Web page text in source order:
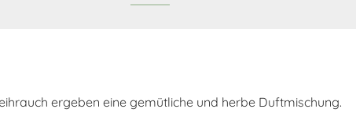
ergeben eine gemütliche und herbe Duftmischung.